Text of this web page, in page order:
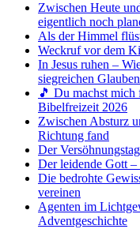
Zwischen Heute
eigentlich noch
Als der Himmel
Weckruf vor dem
In Jesus ruhen –
siegreichen
🎵 Du machst
Bibelfreizeit 2026
Zwischen Absturz
Richtung fand
Der
Der leidende Gott
Die bedrohte
vereinen
Agenten im
Adventgeschichte